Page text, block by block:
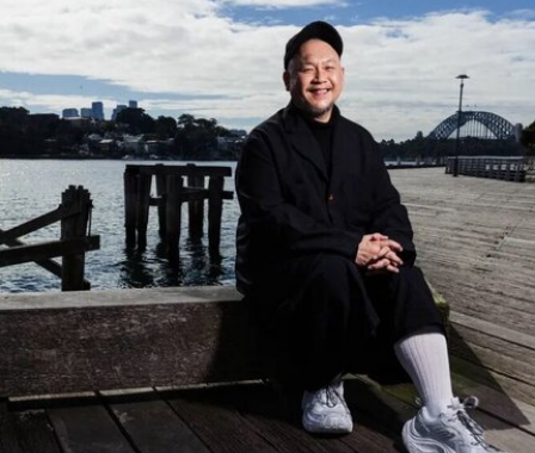
根据联合国教科文组织的说明，这些作品展现了“以
人为本、因地制宜且富有同理心的设计理念，体现
了芬兰对现代建筑的重要贡献”。
入选项目中最早期的代表作之一是位于赫尔辛基的
“阿尔瓦·阿尔托之家”（Aalto House，1936），由
阿尔瓦·阿尔托与其妻子艾诺·阿尔托共同设计，作
为两人的私人住宅。在13项作品中，有5项位于芬
兰首都赫尔辛基，包括文化之家（House of
Culture，1958）活动中心，以及著名的芬兰大厅
（Finlandia Hall，1971），后者兼具会议中心与音
乐厅功能。
另一项重要作品是赛纳察洛市政厅（Säynätsalo